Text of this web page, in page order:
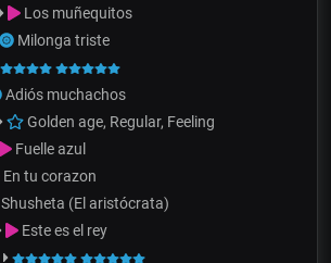
Los muñequitos
Milonga triste
Adiós muchachos
Golden age, Regular, Feeling
Fuelle azul
En tu corazon
Shusheta (El aristócrata)
Este es el rey